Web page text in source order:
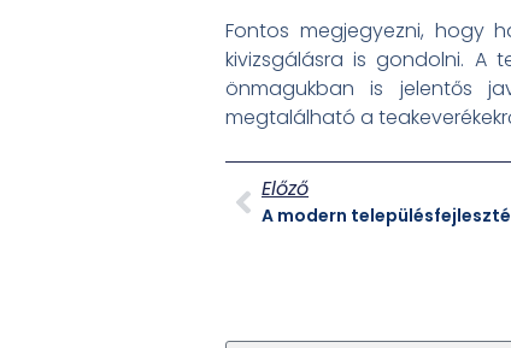
Fontos megjegyezni, hogy
kivizsgálásra is gondolni. A
önmagukban is jelentős
megtalálható a
Előző